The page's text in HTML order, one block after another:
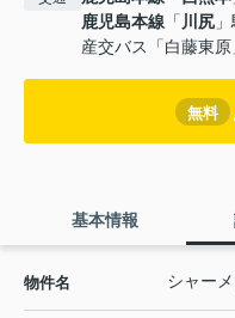
鹿児島本線 「 川尻
産交バス「白藤東
無料
基本情報
物件名 シャー